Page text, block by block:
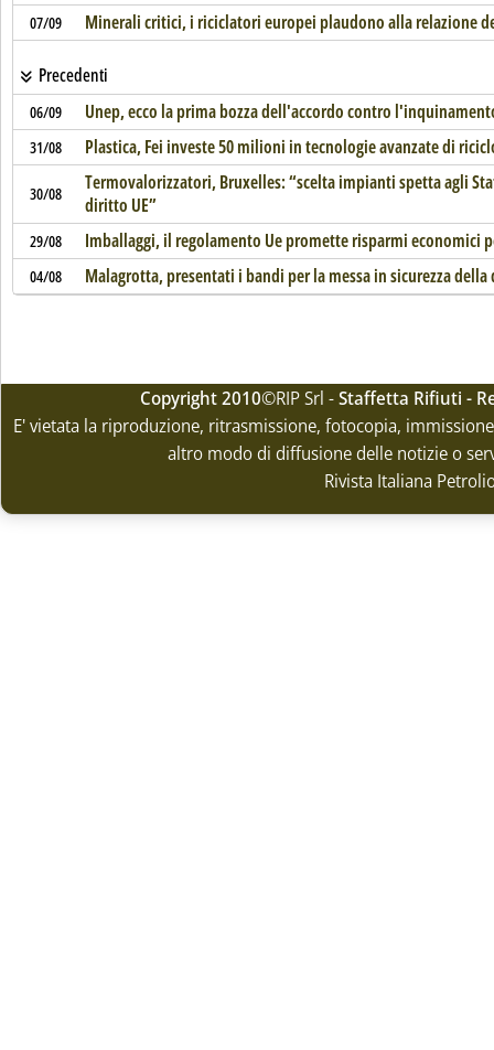
07/09 Minerali critici, i riciclatori europei plaudono alla relazione
Precedenti
06/09 Unep, ecco la prima bozza dell'accordo contro
31/08 Plastica, Fei investe 50 milioni in tecnologie avanzate di
30/08
Termovalorizzatori, Bruxelles: “scelta impianti spetta agli
diritto UE”
29/08 Imballaggi, il regolamento Ue promette risparmi economici
04/08 Malagrotta, presentati i bandi per la messa in sicurezza della
Copyright 2010©RIP Srl -Staffetta Rifiuti -
E' vietata la riproduzione, ritrasmissione, fotocopia,
altro modo di diffusione delle notizie o
Rivista Italiana